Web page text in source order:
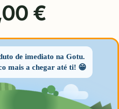
€
de imediato na Gotu.
mais a chegar até ti! 😁